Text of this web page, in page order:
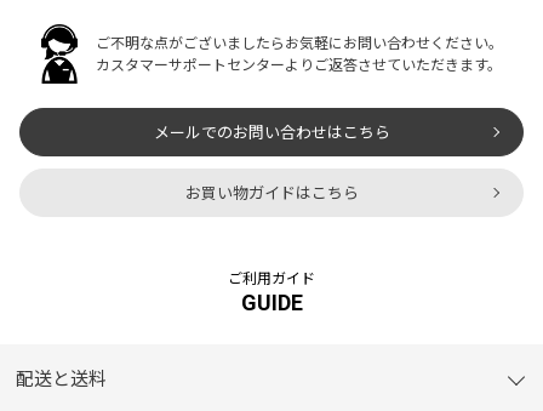
ご不明な点がございましたらお気軽にお問い合わせください。
カスタマーサポートセンターよりご返答させていただきます。
メールでのお問い合わせはこちら
お買い物ガイドはこちら
ご利用ガイド
GUIDE
配送と送料